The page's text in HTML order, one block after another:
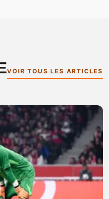
VOIR TOUS LES ARTICLES